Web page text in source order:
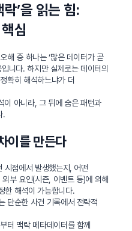
’을 읽는 힘:
심
해 중 하나는 ‘많은 데이터가 곧
니다. 하지만 실제로는 데이터의
확히 해석하느냐가 더
이 아니라, 그 뒤에 숨은 패턴과
.
를 만든다
시점에서 발생했는지, 어떤
부 요인(시즌, 이벤트 등)에 의해
한 해석이 가능합니다.
단순한 사건 기록에서 전략적
터 맥락 메타데이터를 함께